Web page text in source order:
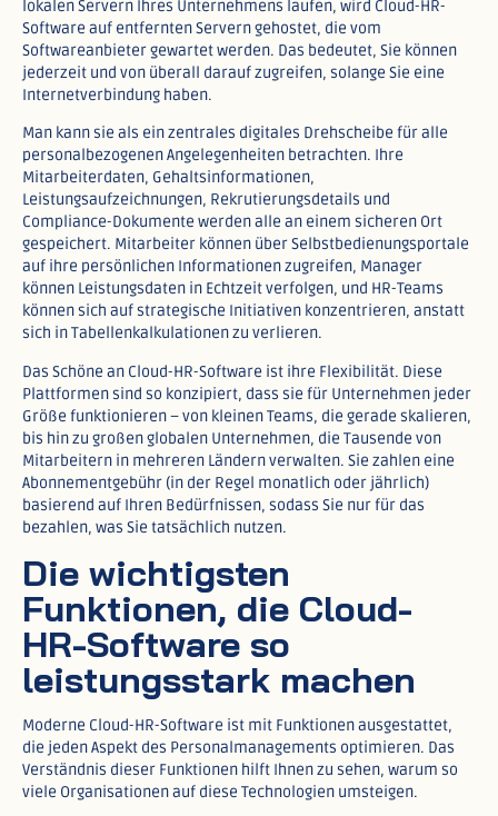
lokalen Servern Ihres Unternehmens laufen, wird Cloud-HR-
Software auf entfernten Servern gehostet, die vom
Softwareanbieter gewartet werden. Das bedeutet, Sie können
jederzeit und von überall darauf zugreifen, solange Sie eine
Internetverbindung haben.​
Man kann sie als ein zentrales digitales Drehscheibe für alle
personalbezogenen Angelegenheiten betrachten. Ihre
Mitarbeiterdaten, Gehaltsinformationen,
Leistungsaufzeichnungen, Rekrutierungsdetails und
Compliance-Dokumente werden alle an einem sicheren Ort
gespeichert. Mitarbeiter können über Selbstbedienungsportale
auf ihre persönlichen Informationen zugreifen, Manager
können Leistungsdaten in Echtzeit verfolgen, und HR-Teams
können sich auf strategische Initiativen konzentrieren, anstatt
sich in Tabellenkalkulationen zu verlieren.​
Das Schöne an Cloud-HR-Software ist ihre Flexibilität. Diese
Plattformen sind so konzipiert, dass sie für Unternehmen jeder
Größe funktionieren – von kleinen Teams, die gerade skalieren,
bis hin zu großen globalen Unternehmen, die Tausende von
Mitarbeitern in mehreren Ländern verwalten. Sie zahlen eine
Abonnementgebühr (in der Regel monatlich oder jährlich)
basierend auf Ihren Bedürfnissen, sodass Sie nur für das
bezahlen, was Sie tatsächlich nutzen.​
Die wichtigsten
Funktionen, die Cloud-
HR-Software so
leistungsstark machen
Moderne Cloud-HR-Software ist mit Funktionen ausgestattet,
die jeden Aspekt des Personalmanagements optimieren. Das
Verständnis dieser Funktionen hilft Ihnen zu sehen, warum so
viele Organisationen auf diese Technologien umsteigen.